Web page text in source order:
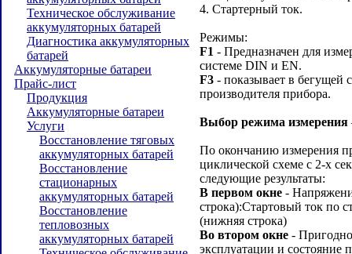
Техническое обслуживание
аккумуляторных батарей
Диагностика аккумуляторных
батарей
Аккумуляторные батареи
Прайс-лист
Продукция
Аккумуляторные батареи
Услуги
Восстановление тяговых
аккумуляторных батарей
Восстановление
стационарных
аккумуляторных батарей
Восстановление
тепловозных
аккумуляторных батарей
4. Стартерный ток.
Режимы:
F1 - Предназначен для
системе DIN и EN.
F3 - показывает в бегущей
производителя прибора.
Выбор режима измерения
По окончанию измерения
циклической схеме с 2-х
следующие результаты:
В первом окне -
строка):Стартовый ток по
(нижняя строка)
Во втором окне -
эксплуатации и состояние